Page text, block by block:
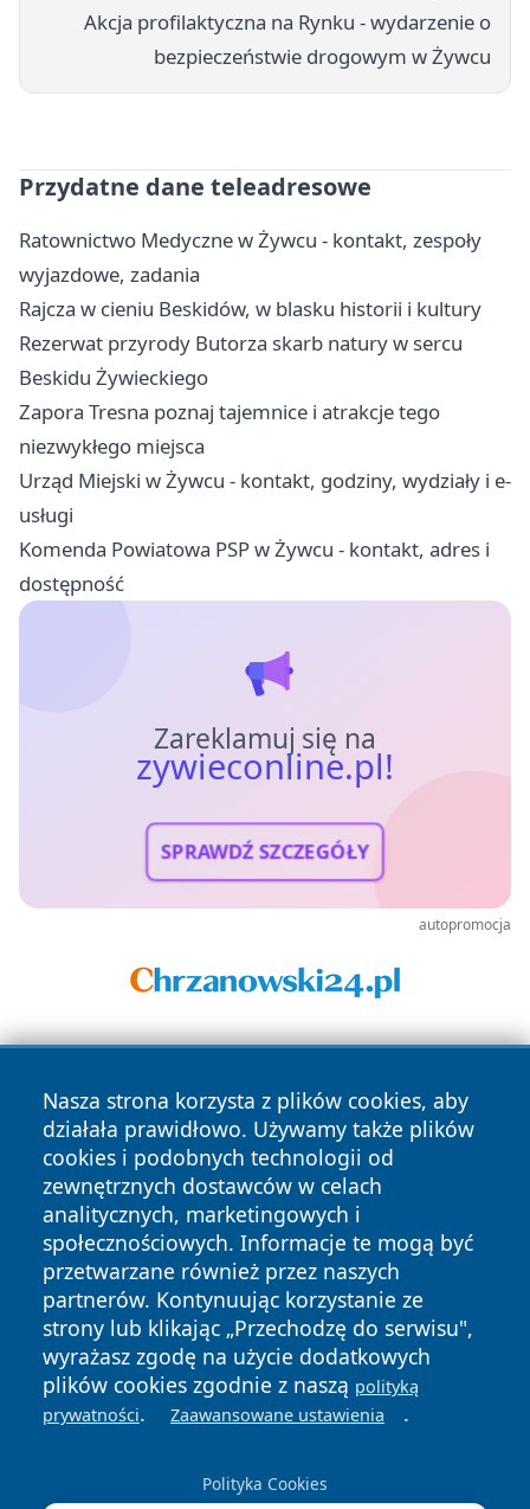
Akcja profilaktyczna na Rynku - wydarzenie o
bezpieczeństwie drogowym w Żywcu
Przydatne dane teleadresowe
Ratownictwo Medyczne w Żywcu - kontakt, zespoły
wyjazdowe, zadania
Rajcza w cieniu Beskidów, w blasku historii i kultury
Rezerwat przyrody Butorza skarb natury w sercu
Beskidu Żywieckiego
Zapora Tresna poznaj tajemnice i atrakcje tego
niezwykłego miejsca
Urząd Miejski w Żywcu - kontakt, godziny, wydziały i e-
usługi
Komenda Powiatowa PSP w Żywcu - kontakt, adres i
dostępność
Zareklamuj się na
zywieconline.pl!
SPRAWDŹ SZCZEGÓŁY
autopromocja
Nasza strona korzysta z plików cookies, aby
działała prawidłowo. Używamy także plików
cookies i podobnych technologii od
zewnętrznych dostawców w celach
analitycznych, marketingowych i
społecznościowych. Informacje te mogą być
przetwarzane również przez naszych
partnerów. Kontynuując korzystanie ze
strony lub klikając „Przechodzę do serwisu",
wyrażasz zgodę na użycie dodatkowych
plików cookies zgodnie z naszą polityką
prywatności. Zaawansowane ustawienia .
Polityka Cookies
Copyright © 2026 zywieconline.pl Wszystkie prawa
zastrzeżone.
News Autorzy
Polityka
Prywatności
Polityka
Cookies